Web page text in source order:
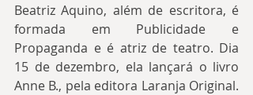
Beatriz Aquino, além de escritora, é
formada em Publicidade e
Propaganda e é atriz de teatro. Dia
15 de dezembro, ela lançará o livro
Anne B., pela editora Laranja Original.